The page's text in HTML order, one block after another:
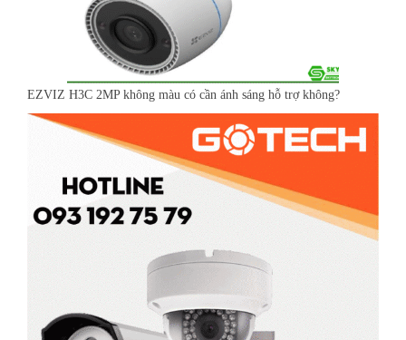
EZVIZ H3C 2MP không màu có cần ánh sáng hỗ trợ không?